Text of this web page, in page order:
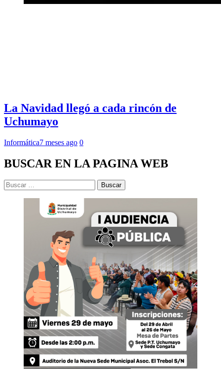
La Navidad llegó a cada rincón de
Uchumayo
Informática7 meses ago 0
BUSCAR EN LA PAGINA WEB
Buscar: